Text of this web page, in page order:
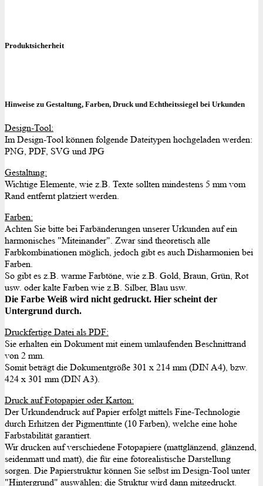
Produktsicherheit
Hinweise zu Gestaltung, Farben, Druck und Echtheitssiegel bei Urkunden
Design-Tool:
Im Design-Tool können folgende Dateitypen hochgeladen werden:
PNG, PDF, SVG und JPG
Gestaltung:
Wichtige Elemente, wie z.B. Texte sollten mindestens 5 mm vom
Rand entfernt platziert werden.
Farben:
Achten Sie bitte bei Farbänderungen unserer Urkunden auf ein
harmonisches "Miteinander". Zwar sind theoretisch alle
Farbkombinationen möglich, jedoch gibt es auch Disharmonien bei
Farben.
So gibt es z.B. warme Farbtöne, wie z.B. Gold, Braun, Grün, Rot
usw. oder kalte Farben wie z.B. Silber, Blau usw.
Die Farbe Weiß wird nicht gedruckt. Hier scheint der
Untergrund durch.
Druckfertige Datei als PDF:
Sie erhalten ein Dokument mit einem umlaufenden Beschnittrand
von 2 mm.
Somit beträgt die Dokumentgröße 301 x 214 mm (DIN A4), bzw.
424 x 301 mm (DIN A3).
Druck auf Fotopapier oder Karton:
Der Urkundendruck auf Papier erfolgt mittels Fine-Technologie
durch Erhitzen der Pigmenttinte (10 Farben), welche eine hohe
Farbstabilität garantiert.
Wir drucken auf verschiedene Fotopapiere (mattglänzend, glänzend,
seidenmatt und matt), die für eine fotorealistische Darstellung
sorgen. Die Papierstruktur können Sie selbst im Design-Tool unter
"Hintergrund" auswählen; die Struktur wird dann mitgedruckt.